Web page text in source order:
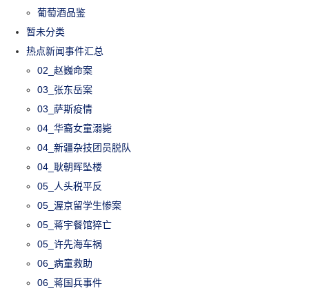
葡萄酒品鉴
暂未分类
热点新闻事件汇总
02_赵巍命案
03_张东岳案
03_萨斯疫情
04_华裔女童溺毙
04_新疆杂技团员脱队
04_耿朝晖坠楼
05_人头税平反
05_渥京留学生惨案
05_蒋宇餐馆猝亡
05_许先海车祸
06_病童救助
06_蒋国兵事件